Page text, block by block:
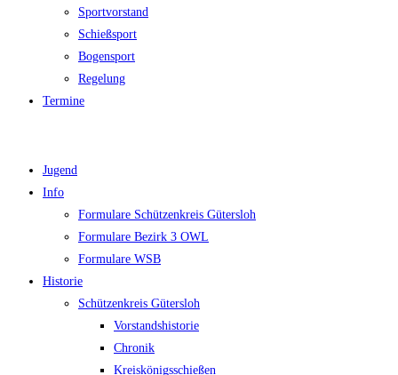
Sportvorstand
Schießsport
Bogensport
Regelung
Termine
Jugend
Info
Formulare Schützenkreis Gütersloh
Formulare Bezirk 3 OWL
Formulare WSB
Historie
Schützenkreis Gütersloh
Vorstandshistorie
Chronik
Kreiskönigsschießen